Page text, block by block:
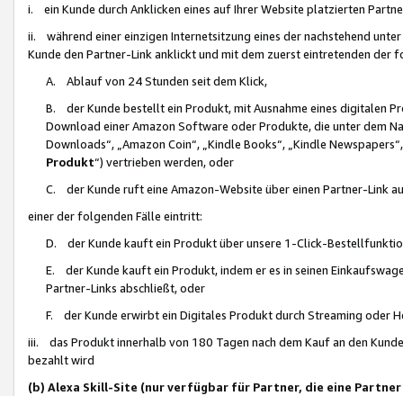
i. ein Kunde durch Anklicken eines auf Ihrer Website platzierten
ii. während einer einzigen Internetsitzung eines der nachstehend
Kunde den Partner-Link anklickt und mit dem zuerst eintretenden der
A. Ablauf von 24 Stunden seit dem Klick,
B. der Kunde bestellt ein Produkt, mit Ausnahme eines digitalen
Download einer Amazon Software oder Produkte, die unter dem
Downloads“, „Amazon Coin“, „Kindle Books“, „Kindle
Produkt“) vertrieben werden, oder
C. der Kunde ruft eine Amazon-Website über einen Partner-Link
einer der folgenden Fälle eintritt:
D. der Kunde kauft ein Produkt über unsere 1-Click-
E. der Kunde kauft ein Produkt, indem er es in seinen
Partner-Links abschließt, oder
F. der Kunde erwirbt ein Digitales Produkt durch Streaming oder
iii. das Produkt innerhalb von 180 Tagen nach dem Kauf an den
bezahlt wird
(b) Alexa Skill-Site (nur verfügbar für Partner, die eine